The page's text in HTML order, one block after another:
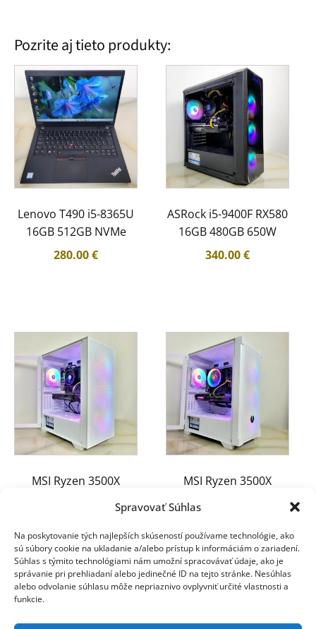
Spravovať Súhlas
Na poskytovanie tých najlepších skúseností používame technológie, ako
sú súbory cookie na ukladanie a/alebo prístup k informáciám o zariadení.
Súhlas s týmito technológiami nám umožní spracovávať údaje, ako je
správanie pri prehliadaní alebo jedinečné ID na tejto stránke. Nesúhlas
alebo odvolanie súhlasu môže nepriaznivo ovplyvniť určité vlastnosti a
funkcie.
Pozrite aj tieto produkty:
Lenovo T490 i5-8365U
16GB 512GB NVMe
280.00€
ASRock i5-9400F RX580
16GB 480GB 650W
340.00€
MSI Ryzen 3500X
390.00€
MSI Ryzen 3500X
NVMe 550W
390.00€